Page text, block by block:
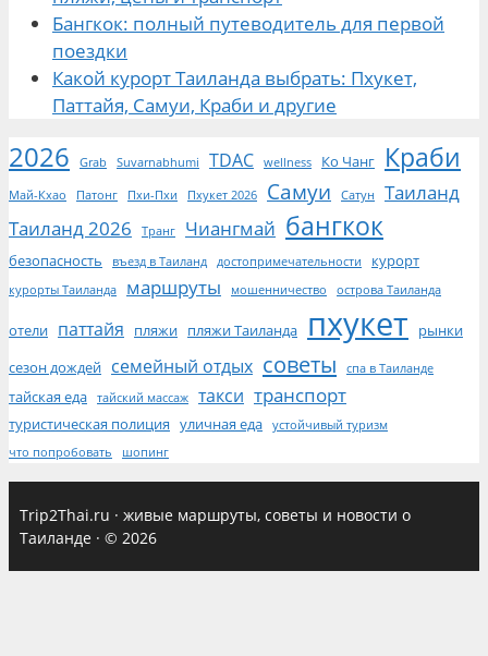
Бангкок: полный путеводитель для первой
поездки
Какой курорт Таиланда выбрать: Пхукет,
Паттайя, Самуи, Краби и другие
2026 Grab Suvarnabhumi TDAC wellness Ко Чанг Краби
Май-Кхао Патонг Пхи-Пхи Пхукет 2026 Самуи Сатун
Таиланд
Таиланд 2026
Транг Чиангмай бангкок
безопасность въезд в Таиланд достопримечательности курорт
курорты Таиланда маршруты мошенничество острова Таиланда
отели паттайя пляжи пляжи Таиланда пхукет
рынки
сезон дождей семейный отдых советы спа в Таиланде
тайская еда тайский массаж такси транспорт
туристическая полиция уличная еда
устойчивый туризм
что попробовать
шопинг
Trip2Thai.ru · живые маршруты, советы и новости о
Таиланде · © 2026